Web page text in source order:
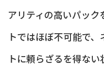
アリティの高いパッ
トではほぼ不可能で
トに頼らざるを得ない